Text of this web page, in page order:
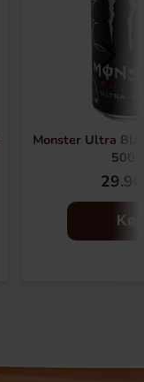
Monster Ultra
Køb